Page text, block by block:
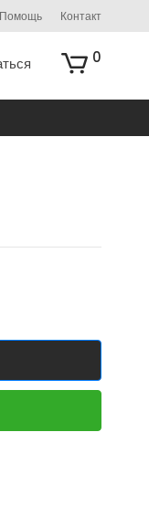
Помощь Контакт
0